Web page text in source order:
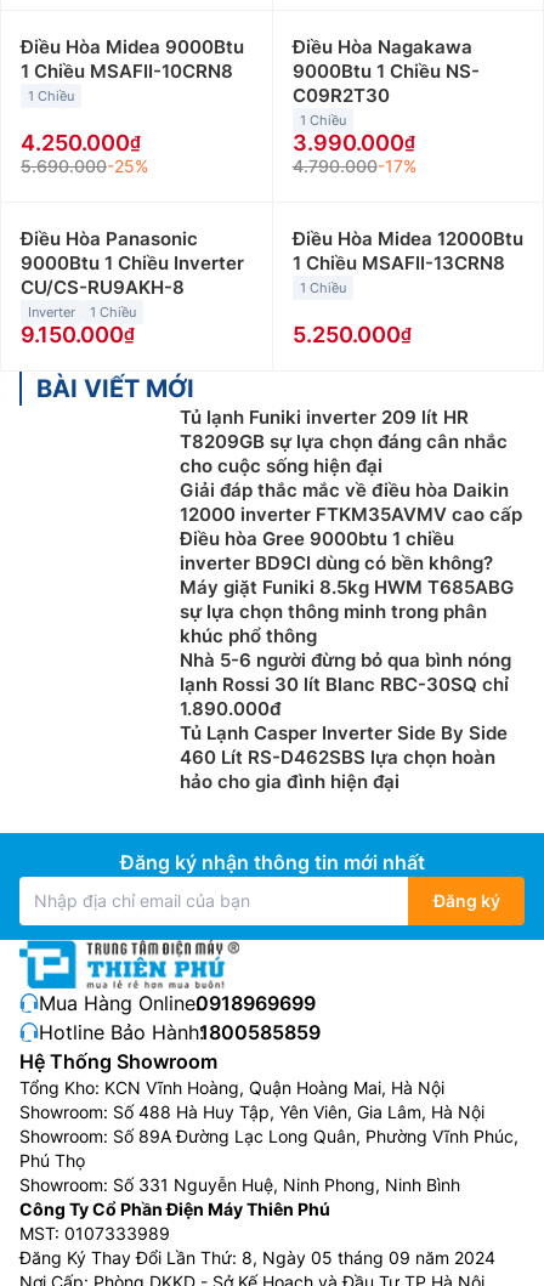
Điều Hòa Midea 9000Btu
1 Chiều MSAFII-10CRN8
1 Chiều
4.250.000
5.690.000-25%
Điều Hòa Nagakawa
9000Btu 1 Chiều NS-
C09R2T30
1 Chiều
3.990.000
4.790.000-17%
Điều Hòa Panasonic
9000Btu 1 Chiều Inverter
CU/CS-RU9AKH-8
Inverter 1 Chiều
9.150.000
Điều Hòa Midea 12000Btu
1 Chiều MSAFII-13CRN8
1 Chiều
5.250.000
BÀI VIẾT MỚI
Tủ lạnh Funiki inverter 209 lít HR
T8209GB sự lựa chọn đáng cân nhắc
cho cuộc sống hiện đại
Giải đáp thắc mắc về điều hòa Daikin
12000 inverter FTKM35AVMV cao cấp
Điều hòa Gree 9000btu 1 chiều
inverter BD9CI dùng có bền không?
Máy giặt Funiki 8.5kg HWM T685ABG
sự lựa chọn thông minh trong phân
khúc phổ thông
Nhà 5-6 người đừng bỏ qua bình nóng
lạnh Rossi 30 lít Blanc RBC-30SQ chỉ
1.890.000đ
Tủ Lạnh Casper Inverter Side By Side
460 Lít RS-D462SBS lựa chọn hoàn
hảo cho gia đình hiện đại
Đăng ký nhận thông tin mới nhất
Đăng ký
Mua Hàng Online:0918969699
Hotline Bảo Hành:1800585859
Hệ Thống Showroom
Tổng Kho: KCN Vĩnh Hoàng, Quận Hoàng Mai, Hà Nội
Showroom: Số 488 Hà Huy Tập, Yên Viên, Gia Lâm, Hà Nội
Showroom: Số 89A Đường Lạc Long Quân, Phường Vĩnh Phúc,
Phú Thọ
Showroom: Số 331 Nguyễn Huệ, Ninh Phong, Ninh Bình
Công Ty Cổ Phần Điện Máy Thiên Phú
MST: 0107333989
Đăng Ký Thay Đổi Lần Thứ: 8, Ngày 05 tháng 09 năm 2024
Nơi Cấp: Phòng DKKD - Sở Kế Hoạch và Đầu Tư TP Hà Nội